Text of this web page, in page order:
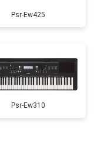
Psr-Ew425
Psr-Ew310